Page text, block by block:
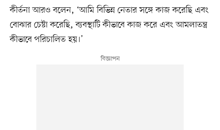
কীর্তনা আরও বলেন, ‘আমি বিভিন্ন নেতার সঙ্গে কাজ করেছি এবং
বোঝার চেষ্টা করেছি, ব্যবস্থাটি কীভাবে কাজ করে এবং আমলাতন্ত্র
কীভাবে পরিচালিত হয়।’